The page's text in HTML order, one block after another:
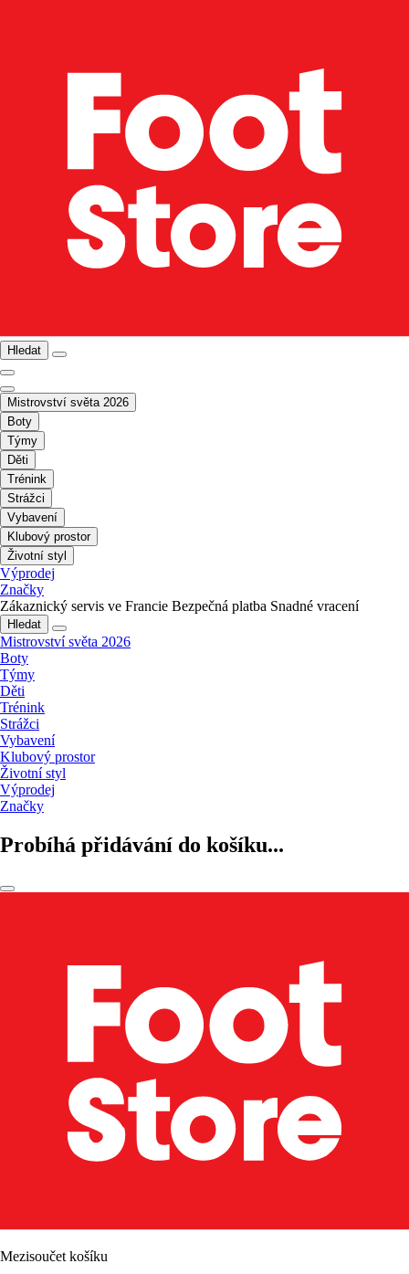
Hledat
Mistrovství světa 2026
Boty
Týmy
Děti
Trénink
Strážci
Vybavení
Klubový prostor
Životní styl
Výprodej
Značky
Zákaznický servis ve Francie Bezpečná platba Snadné vracení
Hledat
Mistrovství světa 2026
Boty
Týmy
Děti
Trénink
Strážci
Vybavení
Klubový prostor
Životní styl
Výprodej
Značky
Probíhá přidávání do košíku...
Mezisoučet košíku